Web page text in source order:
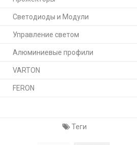
Светодиоды и Модули
Управление светом
Алюминиевые профили
VARTON
FERON
Теги